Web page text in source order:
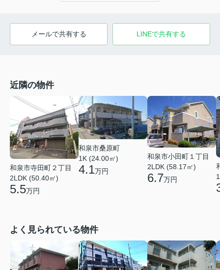
メールで共有する LINEで共有する
近隣の物件
和泉市寺田町２丁目
2LDK (50.40㎡)
5.5万円
和泉市桑原町
1K (24.00㎡)
4.1万円
和泉市小田町１丁目
2LDK (58.17㎡)
6.7万円
よく見られている物件